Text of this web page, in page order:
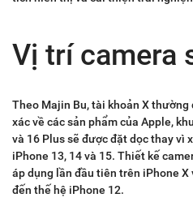
Vị trí camera
Theo Majin Bu, tài khoản X
xác về các sản phẩm của Apple,
và 16 Plus sẽ được đặt dọc thay vì
iPhone 13, 14 và 15. Thiết kế
áp dụng lần đầu tiên trên iPhone
đến thế hệ iPhone 12.